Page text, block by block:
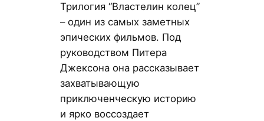
Трилогия “Властелин колец”
– один из самых заметных
эпических фильмов. Под
руководством Питера
Джексона она рассказывает
захватывающую
приключенческую историю
и ярко воссоздает